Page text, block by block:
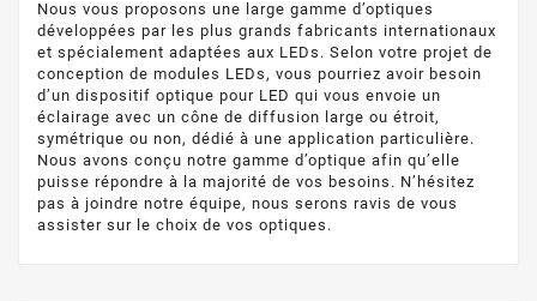
Nous vous proposons une large gamme d’optiques
développées par les plus grands fabricants internationaux
et spécialement adaptées aux LEDs. Selon votre projet de
conception de modules LEDs, vous pourriez avoir besoin
d’un dispositif optique pour LED qui vous envoie un
éclairage avec un cône de diffusion large ou étroit,
symétrique ou non, dédié à une application particulière.
Nous avons conçu notre gamme d’optique afin qu’elle
puisse répondre à la majorité de vos besoins. N’hésitez
pas à joindre notre équipe, nous serons ravis de vous
assister sur le choix de vos optiques.